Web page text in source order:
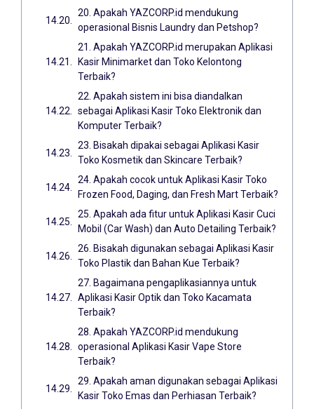
20. Apakah YAZCORP.id mendukung
operasional Bisnis Laundry dan Petshop?
21. Apakah YAZCORP.id merupakan Aplikasi
Kasir Minimarket dan Toko Kelontong
Terbaik?
22. Apakah sistem ini bisa diandalkan
sebagai Aplikasi Kasir Toko Elektronik dan
Komputer Terbaik?
23. Bisakah dipakai sebagai Aplikasi Kasir
Toko Kosmetik dan Skincare Terbaik?
24. Apakah cocok untuk Aplikasi Kasir Toko
Frozen Food, Daging, dan Fresh Mart Terbaik?
25. Apakah ada fitur untuk Aplikasi Kasir Cuci
Mobil (Car Wash) dan Auto Detailing Terbaik?
26. Bisakah digunakan sebagai Aplikasi Kasir
Toko Plastik dan Bahan Kue Terbaik?
27. Bagaimana pengaplikasiannya untuk
Aplikasi Kasir Optik dan Toko Kacamata
Terbaik?
28. Apakah YAZCORP.id mendukung
operasional Aplikasi Kasir Vape Store
Terbaik?
29. Apakah aman digunakan sebagai Aplikasi
Kasir Toko Emas dan Perhiasan Terbaik?